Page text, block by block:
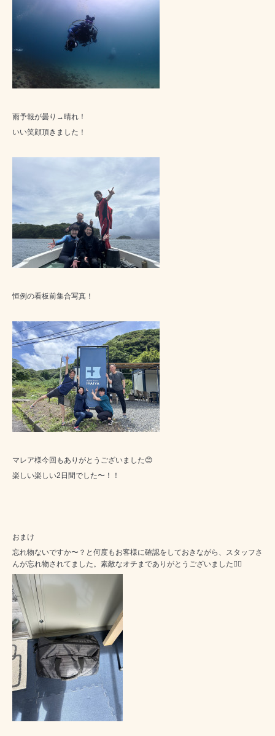
雨予報が曇り→晴れ！
いい笑顔頂きました！
恒例の看板前集合写真！
マレア様今回もありがとうございました😊
楽しい楽しい2日間でした〜！！
おまけ
忘れ物ないですか〜？と何度もお客様に確認をしておきながら、スタッフさ
んが忘れ物されてました。素敵なオチまでありがとうございました🙇‍♂️